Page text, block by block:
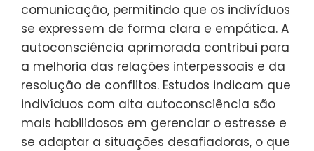
comunicação, permitindo que os indivíduos
se expressem de forma clara e empática. A
autoconsciência aprimorada contribui para
a melhoria das relações interpessoais e da
resolução de conflitos. Estudos indicam que
indivíduos com alta autoconsciência são
mais habilidosos em gerenciar o estresse e
se adaptar a situações desafiadoras, o que